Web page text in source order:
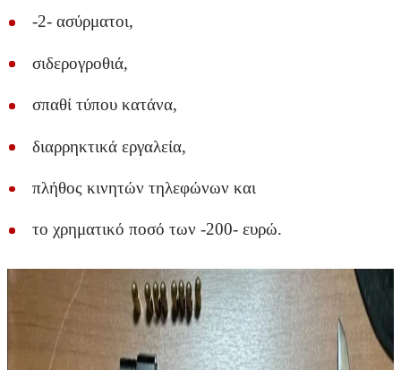
-2- ασύρματοι,
σιδερογροθιά,
σπαθί τύπου κατάνα,
διαρρηκτικά εργαλεία,
πλήθος κινητών τηλεφώνων και
το χρηματικό ποσό των -200- ευρώ.